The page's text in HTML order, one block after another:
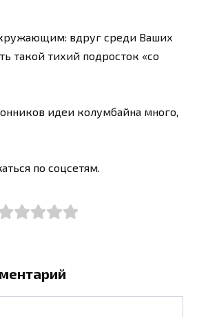
вдруг среди Ваших
такой тихий подросток «со
идеи колумбайна много,
по соцсетям.